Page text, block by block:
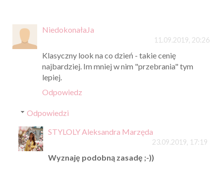
NiedokonałaJa
11.09.2019, 20:26
Klasyczny look na co dzień - takie cenię
najbardziej. Im mniej w nim "przebrania" tym
lepiej.
Odpowiedz
Odpowiedzi
STYLOLY Aleksandra Marzęda
23.09.2019, 17:19
Wyznaję podobną zasadę ;-))